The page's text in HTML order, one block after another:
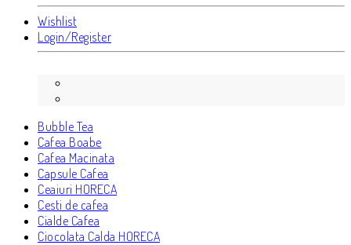
Wishlist
Login/Register
Bubble Tea
Cafea Boabe
Cafea Macinata
Capsule Cafea
Ceaiuri HORECA
Cesti de cafea
Cialde Cafea
Ciocolata Calda HORECA